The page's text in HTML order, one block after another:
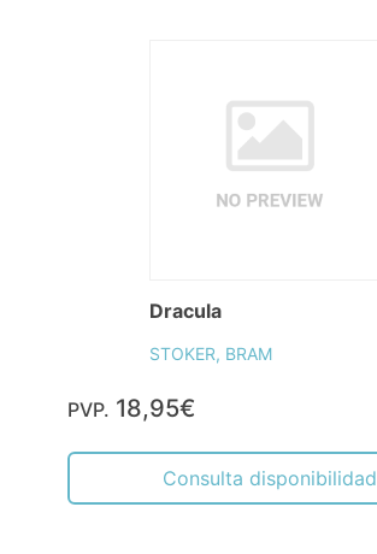
Dracula
STOKER, BRAM
PVP. 18,95€
Consulta disponibilidad